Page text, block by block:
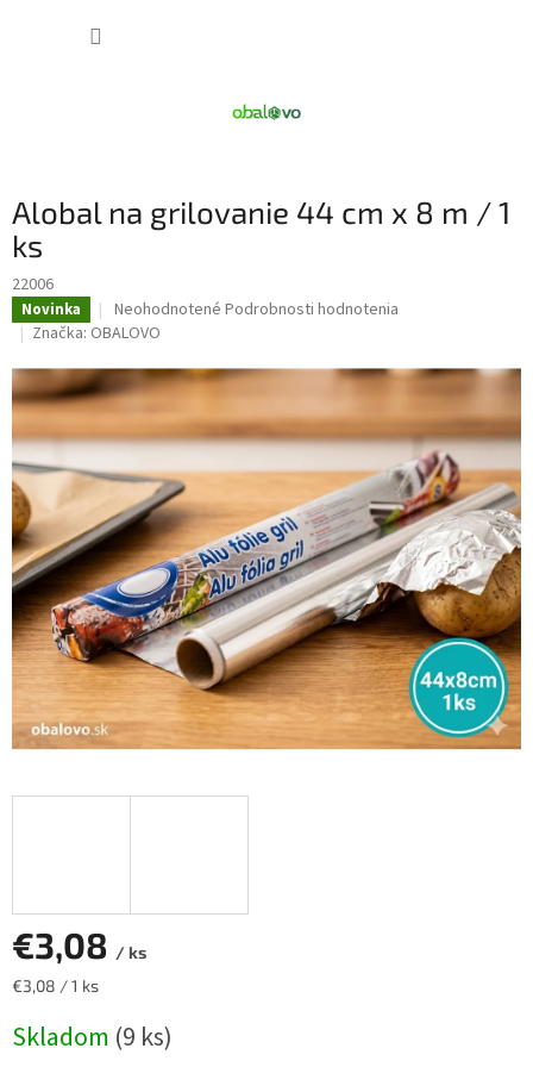
Alobal na grilovanie 44 cm x 8 m / 1
ks
22006
Novinka
Priemerné
hodnotenie
je
0,0
5
hviezdičiek.
Neohodnotené Podrobnosti hodnotenia
Značka: OBALOVO
€3,08 / ks
Jednotková
€3,08 / 1 ks
Skladom (9 ks)